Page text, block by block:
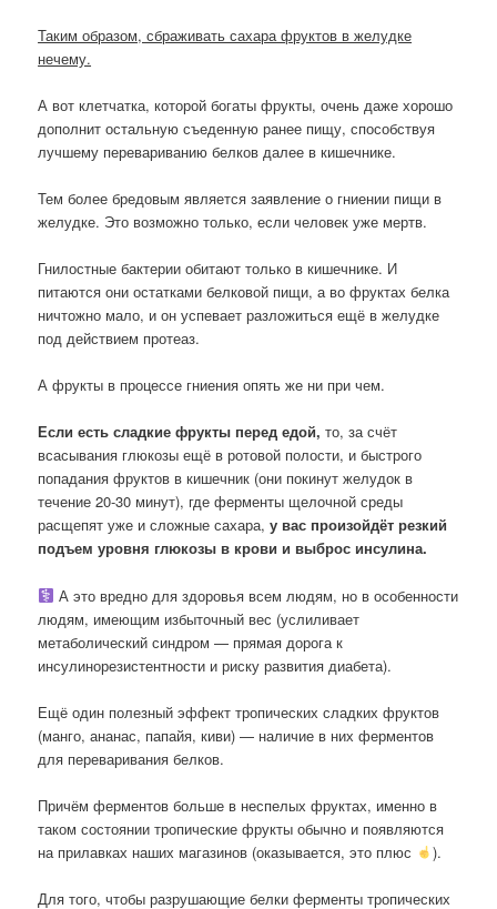
Таким образом, сбраживать сахара фруктов в желудке
нечему.
А вот клетчатка, которой богаты фрукты, очень даже хорошо
дополнит остальную съеденную ранее пищу, способствуя
лучшему перевариванию белков далее в кишечнике.
Тем более бредовым является заявление о гниении пищи в
желудке. Это возможно только, если человек уже мертв.
Гнилостные бактерии обитают только в кишечнике. И
питаются они остатками белковой пищи, а во фруктах белка
ничтожно мало, и он успевает разложиться ещё в желудке
под действием протеаз.
А фрукты в процессе гниения опять же ни при чем.
Если есть сладкие фрукты перед едой,то, за счёт
всасывания глюкозы ещё в ротовой полости, и быстрого
попадания фруктов в кишечник (они покинут желудок в
течение 20-30 минут), где ферменты щелочной среды
расщепят уже и сложные сахара,у вас произойдёт резкий
подъем уровня глюкозы в крови и выброс инсулина.
А это вредно для здоровья всем людям, но в особенности
людям, имеющим избыточный вес (услиливает
метаболический синдром — прямая дорога к
инсулинорезистентности и риску развития диабета).
Ещё один полезный эффект тропических сладких фруктов
(манго, ананас, папайя, киви) — наличие в них ферментов
для переваривания белков.
Причём ферментов больше в неспелых фруктах, именно в
таком состоянии тропические фрукты обычно и появляются
на прилавках наших магазинов (оказывается, это плюс
).
Для того, чтобы разрушающие белки ферменты тропических